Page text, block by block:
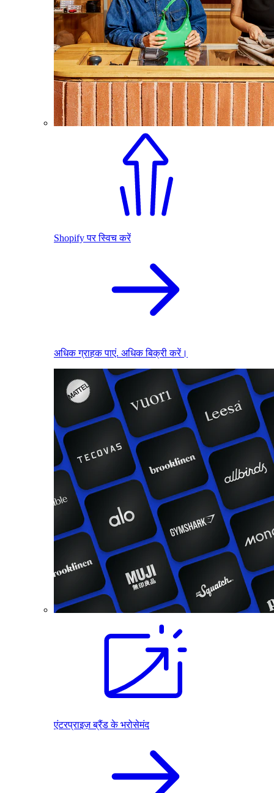
Shopify पर स्विच करें
अधिक ग्राहक पाएं. अधिक बिक्री करें।
एंटरप्राइज़ ब्रैंड के भरोसेमंद